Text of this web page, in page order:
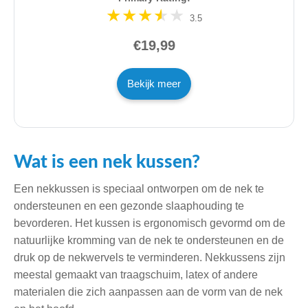
3.5
€19,99
Bekijk meer
Wat is een nek kussen?
Een nekkussen is speciaal ontworpen om de nek te
ondersteunen en een gezonde slaaphouding te
bevorderen. Het kussen is ergonomisch gevormd om de
natuurlijke kromming van de nek te ondersteunen en de
druk op de nekwervels te verminderen. Nekkussens zijn
meestal gemaakt van traagschuim, latex of andere
materialen die zich aanpassen aan de vorm van de nek